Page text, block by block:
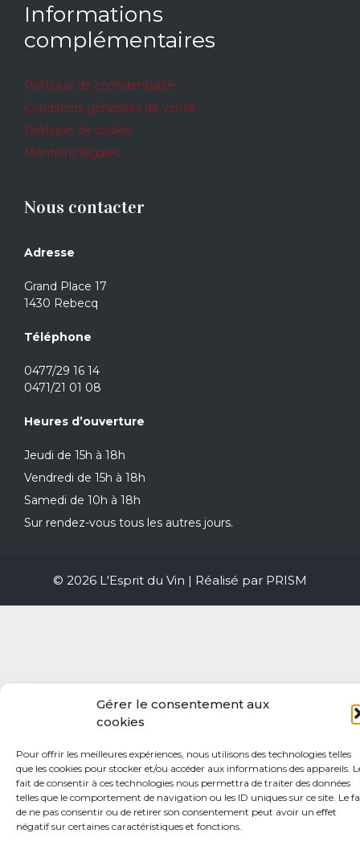
Gérer le consentement aux
cookies
Pour offrir les meilleures expériences, nous utilisons des technologies telles
que les cookies pour stocker et/ou accéder aux informations des appareils.
fait de consentir à ces technologies nous permettra de traiter des données
telles que le comportement de navigation ou les ID uniques sur ce site. Le
de ne pas consentir ou de retirer son consentement peut avoir un effet
négatif sur certaines caractéristiques et fonctions.
Informations
complémentaires
Politique de confidentialité
Conditions générales de vente
Politique de cookie
Mentions légales
Nous contacter
Adresse
Grand Place 17
1430 Rebecq
Téléphone
0477/29 16 14
0471/21 01 08
Heures d’ouverture
Jeudi de 15h à 18h
Vendredi de 15h à 18h
Samedi de 10h à 18h
Sur rendez-vous tous les autres jours.
© 2026 L'Esprit du Vin | Réalisé par PRISM